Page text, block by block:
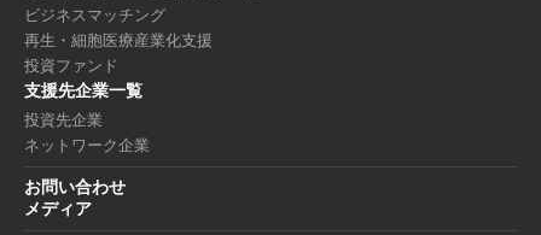
ビジネスマッチング
再生・細胞医療産業化支援
投資ファンド
支援先企業一覧
投資先企業
ネットワーク企業
お問い合わせ
メディア